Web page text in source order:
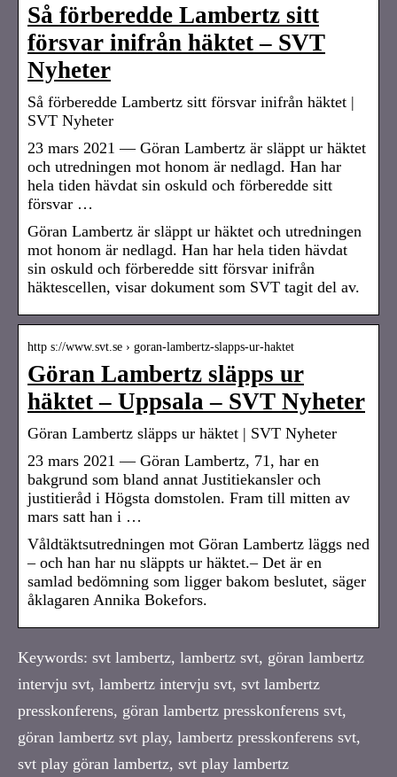
Så förberedde Lambertz sitt
försvar inifrån häktet – SVT
Nyheter
Så förberedde Lambertz sitt försvar inifrån häktet |
SVT Nyheter
23 mars 2021 — Göran Lambertz är släppt ur häktet
och utredningen mot honom är nedlagd. Han har
hela tiden hävdat sin oskuld och förberedde sitt
försvar …
Göran Lambertz är släppt ur häktet och utredningen
mot honom är nedlagd. Han har hela tiden hävdat
sin oskuld och förberedde sitt försvar inifrån
häktescellen, visar dokument som SVT tagit del av.
http s://www.svt.se › goran-lambertz-slapps-ur-haktet
Göran Lambertz släpps ur
häktet – Uppsala – SVT Nyheter
Göran Lambertz släpps ur häktet | SVT Nyheter
23 mars 2021 — Göran Lambertz, 71, har en
bakgrund som bland annat Justitiekansler och
justitieråd i Högsta domstolen. Fram till mitten av
mars satt han i …
Våldtäktsutredningen mot Göran Lambertz läggs ned
– och han har nu släppts ur häktet.– Det är en
samlad bedömning som ligger bakom beslutet, säger
åklagaren Annika Bokefors.
Keywords: svt lambertz, lambertz svt, göran lambertz
intervju svt, lambertz intervju svt, svt lambertz
presskonferens, göran lambertz presskonferens svt,
göran lambertz svt play, lambertz presskonferens svt,
svt play göran lambertz, svt play lambertz